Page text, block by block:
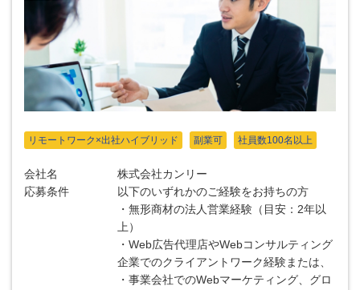
リモートワーク×出社ハイブリッド 副業可 社員数100名以上
会社名
株式会社カンリー
応募条件
以下のいずれかのご経験をお持ちの方
・無形商材の法人営業経験（目安：2年以
上）
・Web広告代理店やWebコンサルティング
企業でのクライアントワーク経験または、
・事業会社でのWebマーケティング、グロ